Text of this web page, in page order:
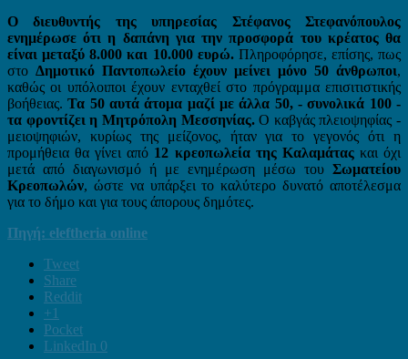
Ο διευθυντής της υπηρεσίας Στέφανος Στεφανόπουλος
ενημέρωσε ότι η δαπάνη για την προσφορά του κρέατος θα
είναι μεταξύ 8.000 και 10.000 ευρώ.Πληροφόρησε, επίσης, πως
στο Δημοτικό Παντοπωλείο έχουν μείνει μόνο 50 άνθρωποι,
καθώς οι υπόλοιποι έχουν ενταχθεί στο πρόγραμμα επισιτιστικής
βοήθειας. Τα 50 αυτά άτομα μαζί με άλλα 50, - συνολικά 100 -
τα φροντίζει η Μητρόπολη Μεσσηνίας.Ο καβγάς πλειοψηφίας -
μειοψηφιών, κυρίως της μείζονος, ήταν για το γεγονός ότι η
προμήθεια θα γίνει από 12 κρεοπωλεία της Καλαμάταςκαι όχι
μετά από διαγωνισμό ή με ενημέρωση μέσω του Σωματείου
Κρεοπωλών, ώστε να υπάρξει το καλύτερο δυνατό αποτέλεσμα
για το δήμο και για τους άπορους δημότες.
Πηγή: eleftheria online
Tweet
Share
Reddit
+1
Pocket
LinkedIn 0